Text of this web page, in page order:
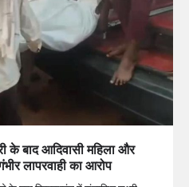
बाद आदिवासी महिला और
लापरवाही का आरोप